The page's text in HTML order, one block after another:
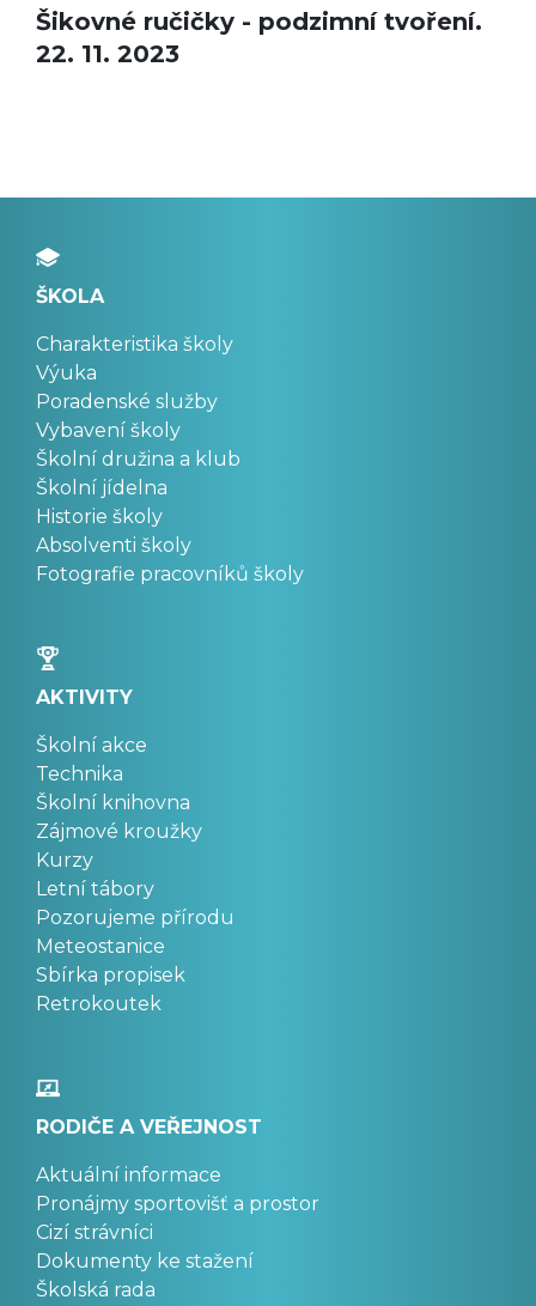
Šikovné ručičky - podzimní tvoření.
22. 11. 2023
ŠKOLA
Charakteristika školy
Výuka
Poradenské služby
Vybavení školy
Školní družina a klub
Školní jídelna
Historie školy
Absolventi školy
Fotografie pracovníků školy
AKTIVITY
Školní akce
Technika
Školní knihovna
Zájmové kroužky
Kurzy
Letní tábory
Pozorujeme přírodu
Meteostanice
Sbírka propisek
Retrokoutek
RODIČE A VEŘEJNOST
Aktuální informace
Pronájmy sportovišť a prostor
Cizí strávníci
Dokumenty ke stažení
Školská rada